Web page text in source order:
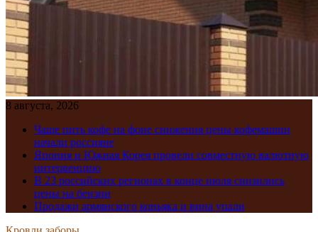
8 августа, 2026
Чаще пить кофе на фоне снижения цены кофемашин
начали россияне
Япония и Южная Корея провели совместную валютную
интервенцию
В 23 российских регионах в конце июля снизились
цены на бензин
Продажи армянского коньяка и вина упали